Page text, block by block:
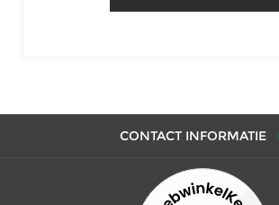
CONTACT INFORMATIE